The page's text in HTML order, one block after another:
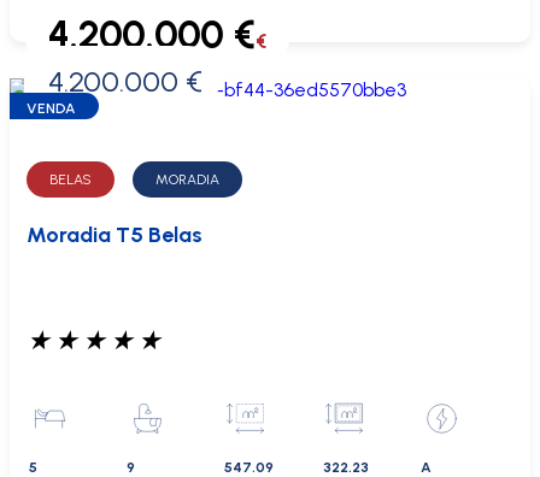
0 €
4.200.000 €€
4.200.000 €
VENDA
BELAS MORADIA
Moradia T5 Belas
★ ★ ★ ★ ★
5 9 547.09 322.23 A